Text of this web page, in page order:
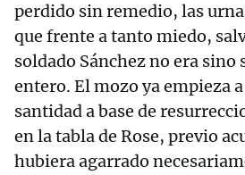
perdido sin remedio, las
que frente a tanto miedo,
soldado Sánchez no era sino
entero. El mozo ya empieza
santidad a base de
en la tabla de Rose, previo
hubiera agarrado